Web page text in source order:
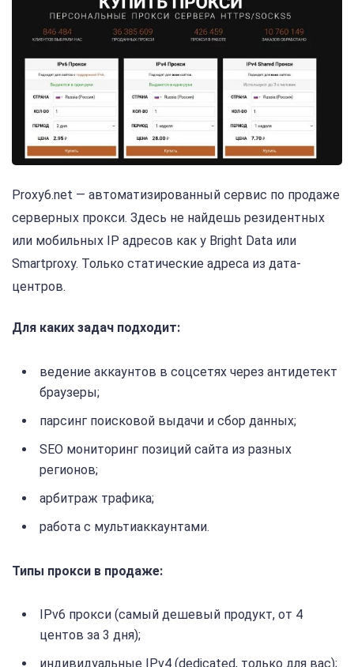
Proxy6.net — автоматизированный сервис по продаже
серверных прокси. Здесь не найдешь резидентных
или мобильных IP адресов как у Bright Data или
Smartproxy. Только статические адреса из дата-
центров.
Для каких задач подходит:
ведение аккаунтов в соцсетях через антидетект
браузеры;
парсинг поисковой выдачи и сбор данных;
SEO мониторинг позиций сайта из разных
регионов;
арбитраж трафика;
работа с мультиаккаунтами.
Типы прокси в продаже:
IPv6 прокси (самый дешевый продукт, от 4
центов за 3 дня);
индивидуальные IPv4 (dedicated, только для вас);